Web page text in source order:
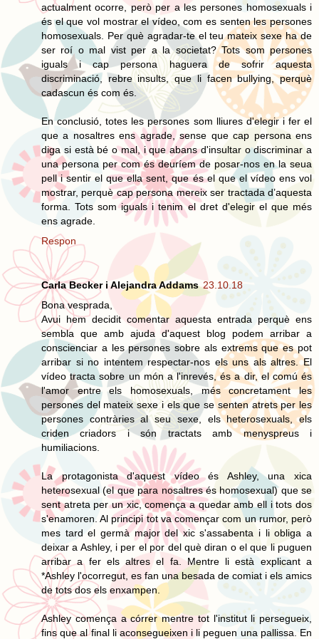
actualment ocorre, però per a les persones homosexuals i
és el que vol mostrar el vídeo, com es senten les persones
homosexuals. Per què agradar-te el teu mateix sexe ha de
ser roí o mal vist per a la societat? Tots som persones
iguals i cap persona haguera de sofrir aquesta
discriminació, rebre insults, que li facen bullying, perquè
cadascun és com és.
En conclusió, totes les persones som lliures d'elegir i fer el
que a nosaltres ens agrade, sense que cap persona ens
diga si està bé o mal, i que abans d'insultar o discriminar a
una persona per com és deuríem de posar-nos en la seua
pell i sentir el que ella sent, que és el que el vídeo ens vol
mostrar, perquè cap persona mereix ser tractada d’aquesta
forma. Tots som iguals i tenim el dret d'elegir el que més
ens agrade.
Respon
Carla Becker i Alejandra Addams 23.10.18
Bona vesprada,
Avui hem decidit comentar aquesta entrada perquè ens
sembla que amb ajuda d'aquest blog podem arribar a
conscienciar a les persones sobre als extrems que es pot
arribar si no intentem respectar-nos els uns als altres. El
vídeo tracta sobre un món a l'inrevés, és a dir, el comú és
l'amor entre els homosexuals, més concretament les
persones del mateix sexe i els que se senten atrets per les
persones contràries al seu sexe, els heterosexuals, els
criden criadors i són tractats amb menyspreus i
humiliacions.
La protagonista d'aquest vídeo és Ashley, una xica
heterosexual (el que para nosaltres és homosexual) que se
sent atreta per un xic, comença a quedar amb ell i tots dos
s'enamoren. Al principi tot va començar com un rumor, però
mes tard el germà major del xic s'assabenta i li obliga a
deixar a Ashley, i per el por del què diran o el que li puguen
arribar a fer els altres el fa. Mentre li està explicant a
*Ashley l'ocorregut, es fan una besada de comiat i els amics
de tots dos els enxampen.
Ashley comença a córrer mentre tot l'institut li persegueix,
fins que al final li aconsegueixen i li peguen una pallissa. En